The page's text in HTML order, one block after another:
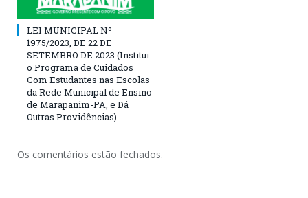
LEI MUNICIPAL Nº
1975/2023, DE 22 DE
SETEMBRO DE 2023 (Institui
o Programa de Cuidados
Com Estudantes nas Escolas
da Rede Municipal de Ensino
de Marapanim-PA, e Dá
Outras Providências)
Os comentários estão fechados.